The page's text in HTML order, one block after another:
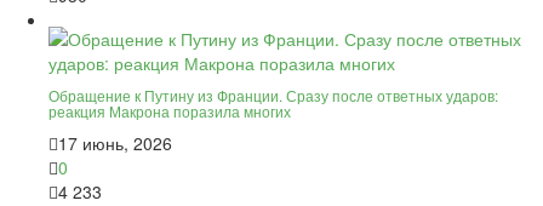
Обращение к Путину из Франции. Сразу после ответных ударов:
реакция Макрона поразила многих
17 июнь, 2026
0
4 233